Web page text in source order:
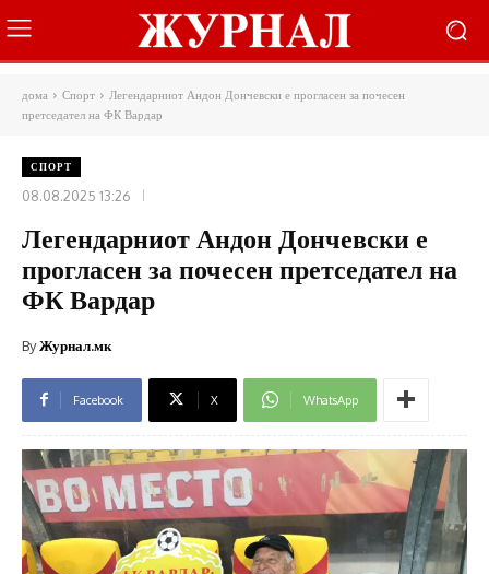
дома Спорт
Легендарниот Андон Дончевски е прогласен за почесен
претседател на ФК Вардар
СПОРТ
08.08.2025 13:26
Легендарниот Андон Дончевски е
прогласен за почесен претседател на
ФК Вардар
ByЖурнал.мк
Facebook X WhatsApp